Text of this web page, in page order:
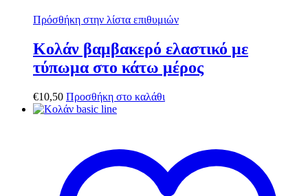
Πρόσθήκη στην λίστα επιθυμιών
Κολάν βαμβακερό ελαστικό με
τύπωμα στο κάτω μέρος
€10,50 Προσθήκη στο καλάθι